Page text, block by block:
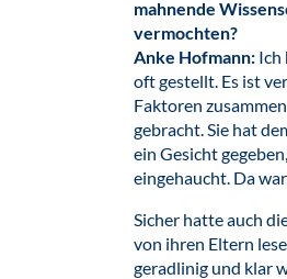
mahnende
vermochten?
Anke Hofmann: Ich
oft gestellt. Es ist
Faktoren
gebracht. Sie hat
ein Gesicht
eingehaucht. Da
Sicher hatte auch
von ihren Eltern
geradlinig und klar